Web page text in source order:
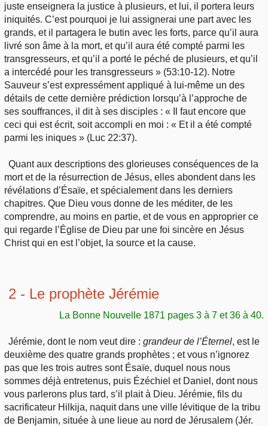
juste enseignera la justice à plusieurs, et lui, il portera leurs
iniquités. C’est pourquoi je lui assignerai une part avec les
grands, et il partagera le butin avec les forts, parce qu’il aura
livré son âme à la mort, et qu’il aura été compté parmi les
transgresseurs, et qu’il a porté le péché de plusieurs, et qu’il
a intercédé pour les transgresseurs » (53:10-12). Notre
Sauveur s’est expressément appliqué à lui-même un des
détails de cette dernière prédiction lorsqu’à l’approche de
ses souffrances, il dit à ses disciples : « Il faut encore que
ceci qui est écrit, soit accompli en moi : « Et il a été compté
parmi les iniques » (Luc 22:37).
Quant aux descriptions des glorieuses conséquences de la
mort et de la résurrection de Jésus, elles abondent dans les
révélations d’Ésaïe, et spécialement dans les derniers
chapitres. Que Dieu vous donne de les méditer, de les
comprendre, au moins en partie, et de vous en approprier ce
qui regarde l’Église de Dieu par une foi sincère en Jésus
Christ qui en est l’objet, la source et la cause.
2 - Le prophète Jérémie
La Bonne Nouvelle 1871 pages 3 à 7 et 36 à 40.
Jérémie, dont le nom veut dire :grandeur de l’Éternel, est le
deuxième des quatre grands prophètes ; et vous n’ignorez
pas que les trois autres sont Ésaïe, duquel nous nous
sommes déjà entretenus, puis Ézéchiel et Daniel, dont nous
vous parlerons plus tard, s’il plait à Dieu. Jérémie, fils du
sacrificateur Hilkija, naquit dans une ville lévitique de la tribu
de Benjamin, située à une lieue au nord de Jérusalem (Jér.